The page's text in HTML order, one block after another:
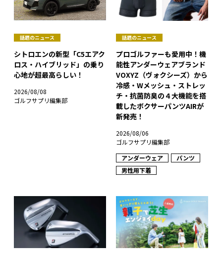
話題のニュース
シトロエンの新型「C5エアク
ロス・ハイブリッド」の乗り
心地が超最高らしい！
2026/08/08
ゴルフサプリ編集部
話題のニュース
プロゴルファーも愛用中！機
能性アンダーウェアブランド
VOXYZ（ヴォクシーズ）から
冷感・Wメッシュ・ストレッ
チ・抗菌防臭の４大機能を搭
載したボクサーパンツAIRが
新発売！
2026/08/06
ゴルフサプリ編集部
アンダーウェア
パンツ
男性用下着